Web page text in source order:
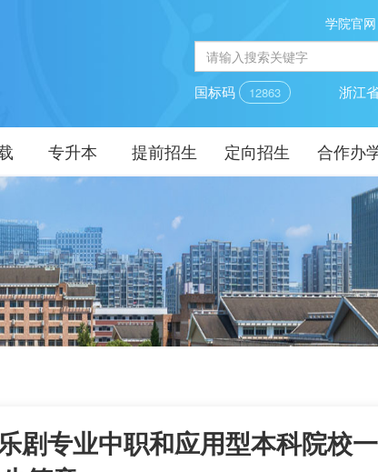
学院官网
国标码 12863 浙江
专升本 提前招生 定向招生 合作办
剧专业中职和应用型本科院校